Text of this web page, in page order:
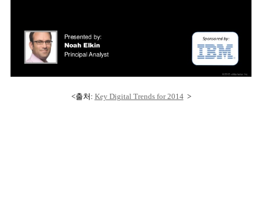
<출처: Key Digital Trends for 2014 >